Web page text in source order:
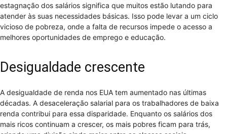
estagnação dos salários significa que muitos estão lutando para
atender às suas necessidades básicas. Isso pode levar a um ciclo
vicioso de pobreza, onde a falta de recursos impede o acesso a
melhores oportunidades de emprego e educação.
Desigualdade crescente
A desigualdade de renda nos EUA tem aumentado nas últimas
décadas. A desaceleração salarial para os trabalhadores de baixa
renda contribui para essa disparidade. Enquanto os salários dos
mais ricos continuam a crescer, os mais pobres ficam para trás,